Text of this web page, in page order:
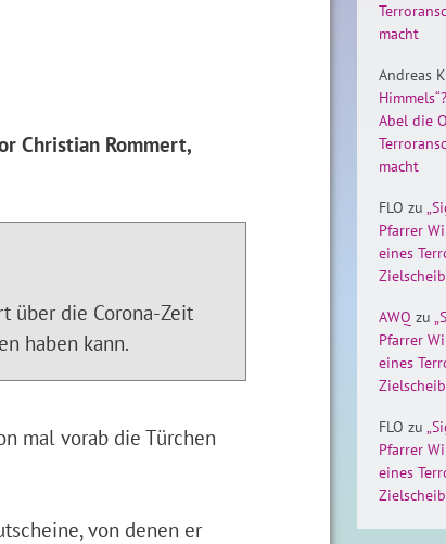
Christian Rommert,
über die Corona-Zeit
haben kann.
mal vorab die Türchen
von denen er
macht
Andreas
Abel die
macht
FLO zu
Pfarrer
eines
AWQ zu
Pfarrer
eines
FLO zu
Pfarrer
eines